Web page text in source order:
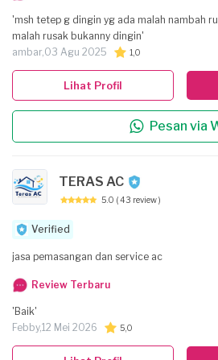
'msh tetep g dingin yg ada malah nambah
malah rusak bukanny dingin'
ambar,03 Agu 2025 1,0
Pesan via
Lihat Profil
TERAS AC
5.0 ( 43 review )
Verified
jasa pemasangan dan service ac
Review Terbaru
'Baik'
Febby,12 Mei 2026 5,0